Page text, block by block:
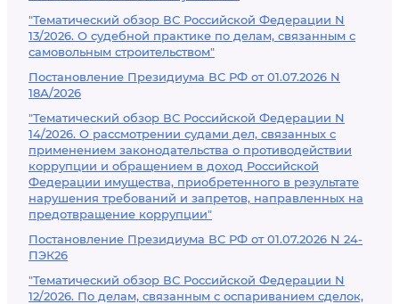
"Тематический обзор ВС Российской Федерации N
13/2026. О судебной практике по делам, связанным с
самовольным строительством"
Постановление Президиума ВС РФ от 01.07.2026 N
18А/2026
"Тематический обзор ВС Российской Федерации N
14/2026. О рассмотрении судами дел, связанных с
применением законодательства о противодействии
коррупции и обращением в доход Российской
Федерации имущества, приобретенного в результате
нарушения требований и запретов, направленных на
предотвращение коррупции"
Постановление Президиума ВС РФ от 01.07.2026 N 24-
ПЭК26
"Тематический обзор ВС Российской Федерации N
12/2026. По делам, связанным с оспариванием сделок,